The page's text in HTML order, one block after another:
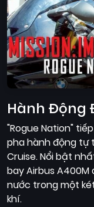
Hành Động
"Rogue Nation"
pha hành động tự
Cruise. Nổi bật
bay Airbus
nước trong một
khí.